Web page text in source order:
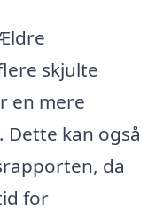
skjulte
en mere
kan også
da
for